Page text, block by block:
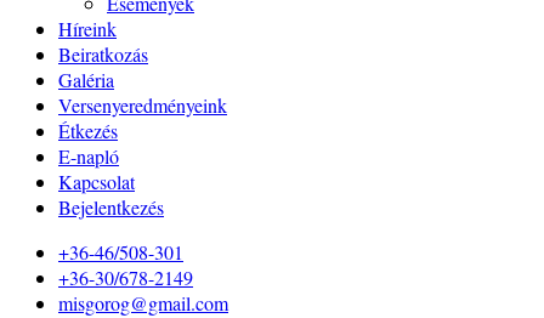
Híreink
Beiratkozás
Galéria
Versenyeredményeink
Étkezés
E-napló
Kapcsolat
Bejelentkezés
+36-46/508-301
+36-30/678-2149
misgorog@gmail.com